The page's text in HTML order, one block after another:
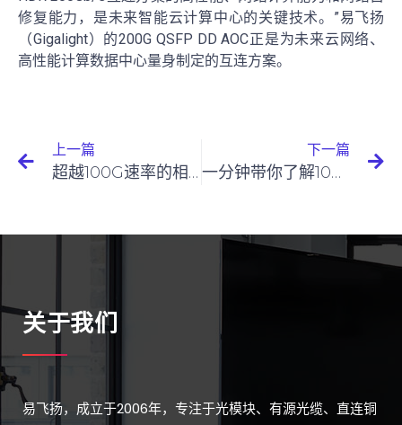
修复能力，是未来智能云计算中心的关键技术。”易飞扬
（Gigalight）的200G QSFP DD AOC正是为未来云网络、
高性能计算数据中心量身制定的互连方案。
上一篇
超越100G速率的相干光传输技术探讨
下一篇
一分钟带你了解100G QSFP28 4WDM光模块
关于我们
易飞扬，成立于2006年，专注于光模块、有源光缆、直连铜